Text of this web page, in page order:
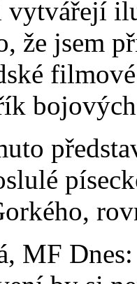
že jsem
MF Dnes: